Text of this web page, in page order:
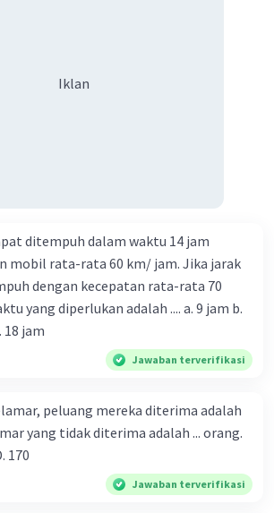
Iklan
ditempuh dalam waktu 14 jam
mobil rata-rata 60 km/ jam. Jika jarak
dengan kecepatan rata-rata 70
diperlukan adalah .... a. 9 jam b.
c. 15 jam d. 18 jam
Jawaban terverifikasi
peluang mereka diterima adalah
yang tidak diterima adalah ... orang.
170
Jawaban terverifikasi